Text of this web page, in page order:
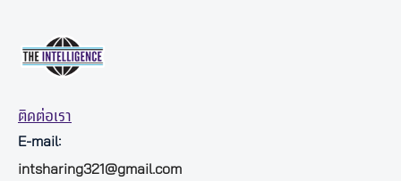
ติดต่อเรา
E-mail:
intsharing321@gmail.com